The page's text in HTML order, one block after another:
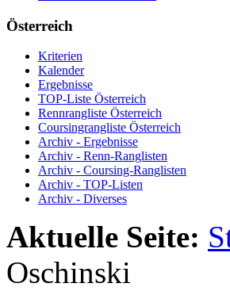
Österreich
Kriterien
Kalender
Ergebnisse
TOP-Liste Österreich
Rennrangliste Österreich
Coursingrangliste Österreich
Archiv - Ergebnisse
Archiv - Renn-Ranglisten
Archiv - Coursing-Ranglisten
Archiv - TOP-Listen
Archiv - Diverses
Aktuelle Seite:
Oschinski